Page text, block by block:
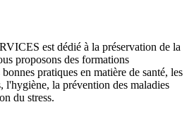
est dédié à la préservation de la
proposons des formations
pratiques en matière de santé, les
l'hygiène, la prévention des maladies
du stress.